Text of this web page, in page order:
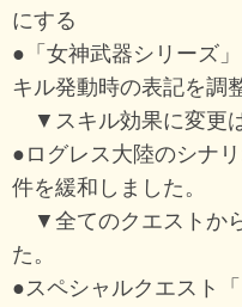
にする
●「女神武器シリーズ
キル発動時の表記を調
▼スキル効果に変更は
●ログレス大陸のシナ
件を緩和しました。
▼全てのクエストか
た。
●スペシャルクエスト